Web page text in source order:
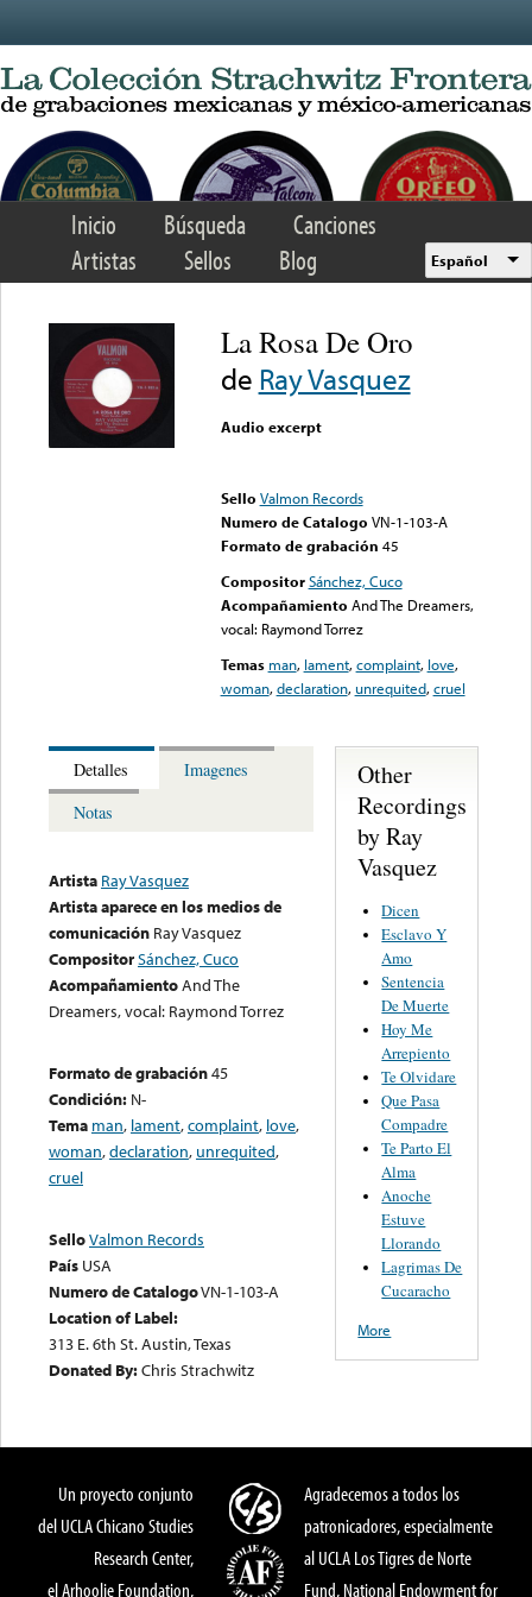
Inicio Búsqueda
Canciones
Artistas
Sellos Blog Español
La Rosa De Oro
de Ray Vasquez
Audio excerpt
Sello Valmon Records
Numero de Catalogo VN-1-103-A
Formato de grabación 45
Compositor Sánchez, Cuco
Acompañamiento And The Dreamers,
vocal: Raymond Torrez
Temas man, lament,complaint, love,
woman,declaration,unrequited,cruel
Detalles
Imagenes
Notas
Artista Ray Vasquez
Artista aparece en los medios de
comunicación Ray Vasquez
CompositorSánchez, Cuco
AcompañamientoAnd The
Dreamers, vocal: Raymond Torrez
Formato de grabación45
Condición: N-
Tema man, lament,complaint, love,
woman,declaration, unrequited,
cruel
SelloValmon Records
País USA
Numero de CatalogoVN-1-103-A
Location of Label:
313 E. 6th St. Austin, Texas
Donated By:Chris Strachwitz
Other
Recordings
by Ray
Vasquez
Dicen
Esclavo Y
Amo
Sentencia
De Muerte
Hoy Me
Arrepiento
Te Olvidare
Que Pasa
Compadre
Te Parto El
Alma
Anoche
Estuve
Llorando
Lagrimas De
Cucaracho
More
Un proyecto conjunto
del UCLA Chicano Studies
Research Center,
el Arhoolie Foundation,
Agradecemos a todos los
patronicadores, especialmente
al UCLA Los Tigres de Norte
Fund, National Endowment for